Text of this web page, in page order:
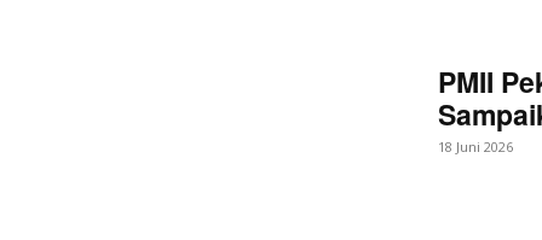
PMII
18 Juni 2026